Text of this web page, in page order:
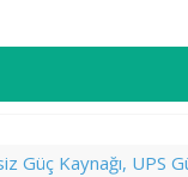
Güç Kaynağı, UPS